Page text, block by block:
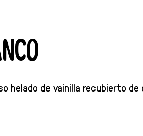
helado de vainilla recubierto